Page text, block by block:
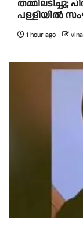
പള്ളിയിൽ
1 hour ago